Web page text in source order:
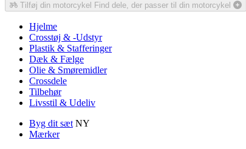
Tilføj din motorcykel Find dele, der passer til din motorcykel
Hjelme
Crosstøj & -Udstyr
Plastik & Stafferinger
Dæk & Fælge
Olie & Smøremidler
Crossdele
Tilbehør
Livsstil & Udeliv
Byg dit sæt NY
Mærker